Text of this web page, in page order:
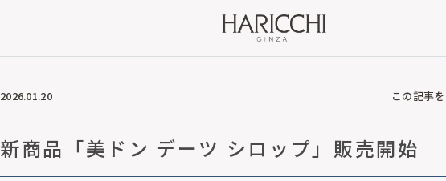
2026.01.20 この記事
新商品「美ドン デーツ シロップ」販売開始